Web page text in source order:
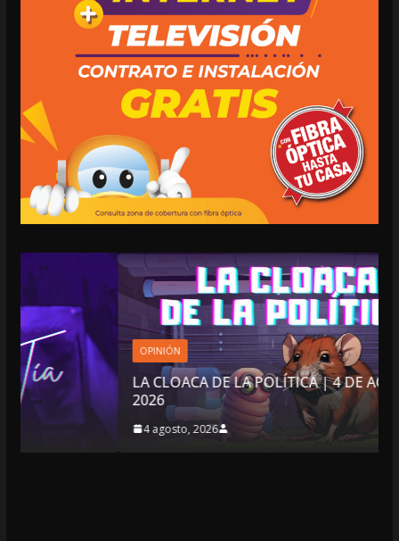
OPINIÓN
LA CLOACA DE LA POLÍTICA | 4 DE AGOSTO DE
2026
4 agosto, 2026